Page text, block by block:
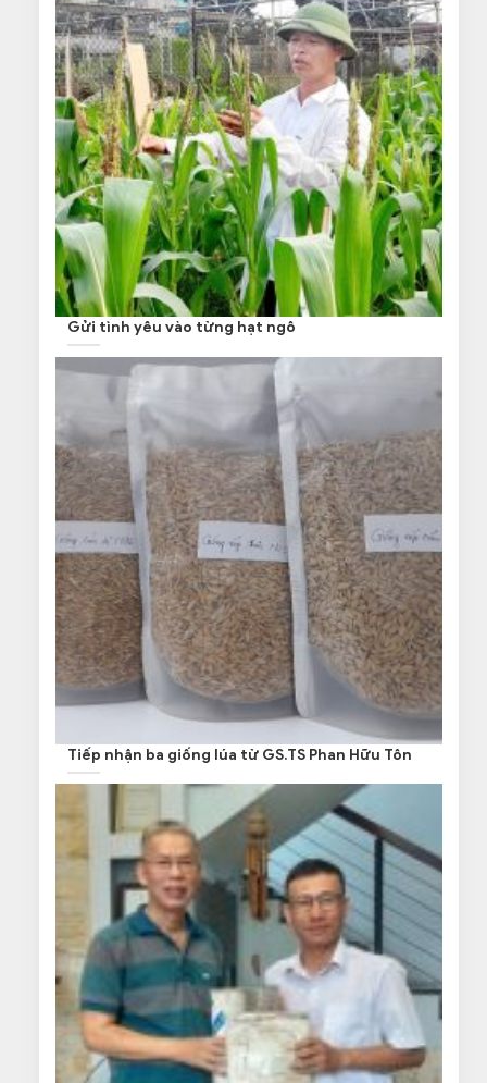
Gửi tình yêu vào từng hạt ngô
Tiếp nhận ba giống lúa từ GS.TS Phan Hữu Tôn